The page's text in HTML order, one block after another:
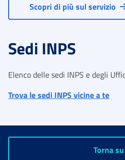
Scopri di più sul servizio
Sedi INPS
Elenco delle sedi INPS e degli
Trova le sedi INPS vicine a te
Torna su